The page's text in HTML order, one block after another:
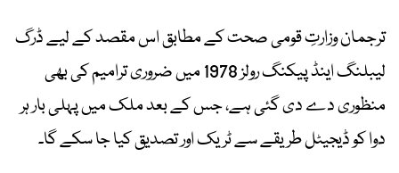
ترجمان وزارتِ قومی صحت کے مطابق اس مقصد کے لیے ڈرگ
لیبلنگ اینڈ پیکنگ رولز 1978 میں ضروری ترامیم کی بھی
منظوری دے دی گئی ہے، جس کے بعد ملک میں پہلی بار ہر
دوا کو ڈیجیٹل طریقے سے ٹریک اور تصدیق کیا جا سکے گا۔